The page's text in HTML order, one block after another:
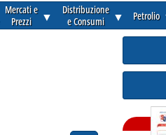
Mercati e
Prezzi
▼
Distribuzione
e Consumi
▼ Petrolio